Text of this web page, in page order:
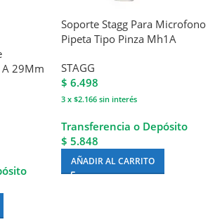
29Mm
Soporte Stagg Para Microfono
Pipeta Tipo Pinza Mh1A
STAGG
$ 6.498
3 x $2.166 sin interés
Transferencia o Depósito
$ 5.848
AÑADIR AL CARRITO